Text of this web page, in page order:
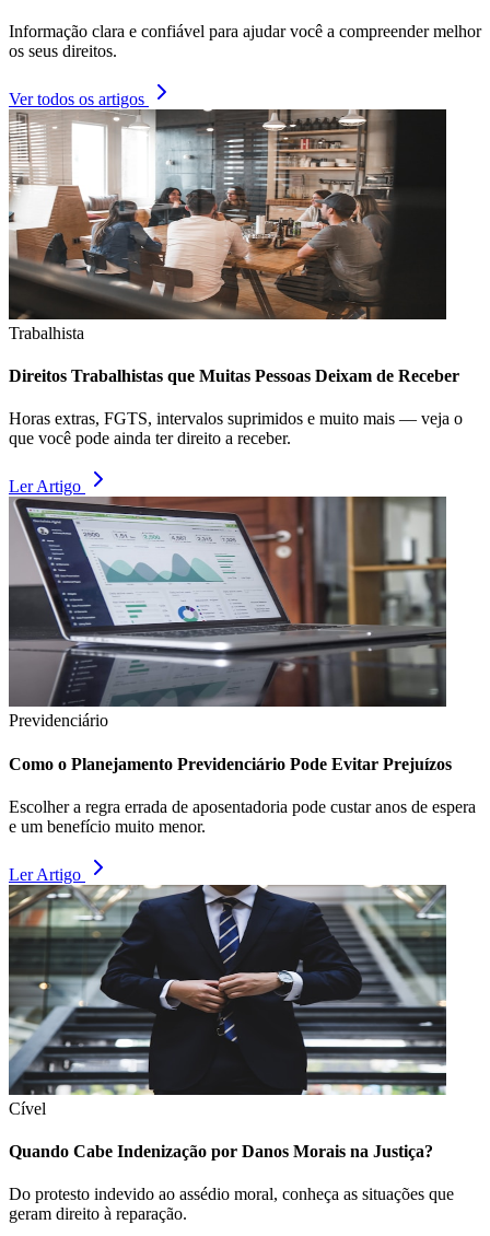
Informação clara e confiável para ajudar você a compreender melhor
os seus direitos.
Ver todos os artigos
Trabalhista
Direitos Trabalhistas que Muitas Pessoas Deixam de Receber
Horas extras, FGTS, intervalos suprimidos e muito mais — veja o
que você pode ainda ter direito a receber.
Ler Artigo
Previdenciário
Como o Planejamento Previdenciário Pode Evitar Prejuízos
Escolher a regra errada de aposentadoria pode custar anos de espera
e um benefício muito menor.
Ler Artigo
Cível
Quando Cabe Indenização por Danos Morais na Justiça?
Do protesto indevido ao assédio moral, conheça as situações que
geram direito à reparação.